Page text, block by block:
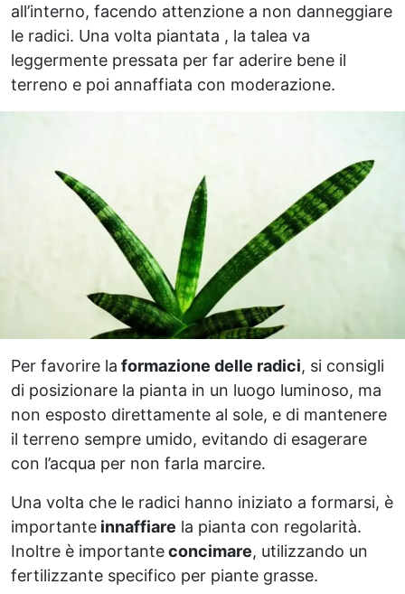
all’interno, facendo attenzione a non danneggiare
le radici. Una volta piantata , la talea va
leggermente pressata per far aderire bene il
terreno e poi annaffiata con moderazione.
Per favorire la formazione delle radici, si consigli
di posizionare la pianta in un luogo luminoso, ma
non esposto direttamente al sole, e di mantenere
il terreno sempre umido, evitando di esagerare
con l’acqua per non farla marcire.
Una volta che le radici hanno iniziato a formarsi, è
importante innaffiare la pianta con regolarità.
Inoltre è importanteconcimare, utilizzando un
fertilizzante specifico per piante grasse.